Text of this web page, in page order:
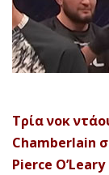
Τρία νοκ
Chamberlain
Pierce